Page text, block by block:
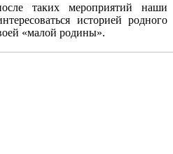
таких мероприятий наши
историей родного
«малой родины».